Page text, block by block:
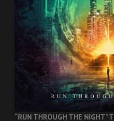
“RUN THROUGH THE NIGHT”